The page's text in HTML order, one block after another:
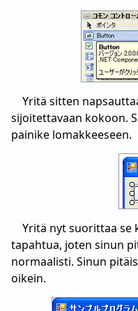
Yritä sitten
sijoitettavaan kokoon.
painike lomakkeeseen.
Yritä nyt suorittaa se
tapahtua, joten sinun
normaalisti. Sinun
oikein.